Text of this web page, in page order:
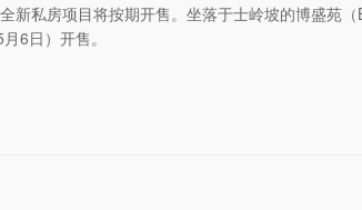
私房项目将按期开售。坐落于士岭坡的博盛苑
6日）开售。